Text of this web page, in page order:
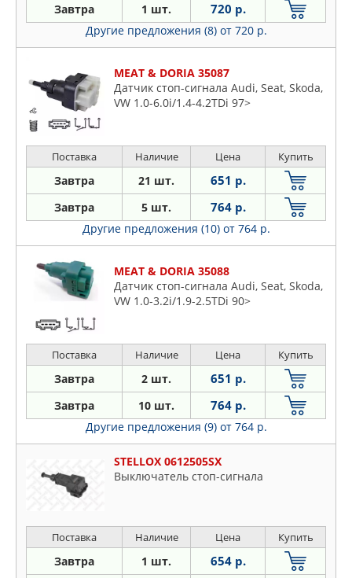
Завтра 1 шт. 720 р.
Другие предложения (8) от 720 р.
MEAT & DORIA 35087
Датчик стоп-сигнала Audi, Seat, Skoda,
VW 1.0-6.0i/1.4-4.2TDi 97>
Поставка Наличие Цена Купить
Завтра 21 шт. 651 р.
Завтра 5 шт. 764 р.
Другие предложения (10) от 764 р.
MEAT & DORIA 35088
Датчик стоп-сигнала Audi, Seat, Skoda,
VW 1.0-3.2i/1.9-2.5TDi 90>
Поставка Наличие Цена Купить
Завтра 2 шт. 651 р.
Завтра 10 шт. 764 р.
Другие предложения (9) от 764 р.
STELLOX 0612505SX
Выключатель стоп-сигнала
Поставка Наличие Цена Купить
Завтра 1 шт. 654 р.